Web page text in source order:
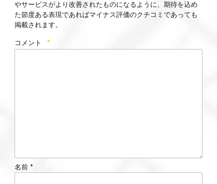
やサービスがより改善されたものになるように、期待を込め
た節度ある表現であればマイナス評価のクチコミであっても
掲載されます。
コメント *
名前 *